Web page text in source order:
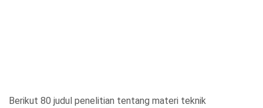
Berikut 80 judul penelitian tentang materi teknik